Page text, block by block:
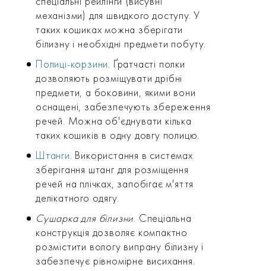
механізми) для швидкого доступу. У
таких кошиках можна зберігати
білизну і необхідні предмети побуту.
Полиці-корзини. Ґратчасті полки
дозволяють розміщувати дрібні
предмети, а боковини, якими вони
оснащені, забезпечують збереження
речей. Можна об'єднувати кілька
таких кошиків в одну довгу полицю.
Штанги. Використання в системах
зберігання штанг для розміщення
речей на плічках, запобігає м'яття
делікатного одягу.
Сушарка для білизни. Спеціальна
конструкція дозволяє компактно
розмістити вологу випрану білизну і
забезпечує рівномірне висихання.